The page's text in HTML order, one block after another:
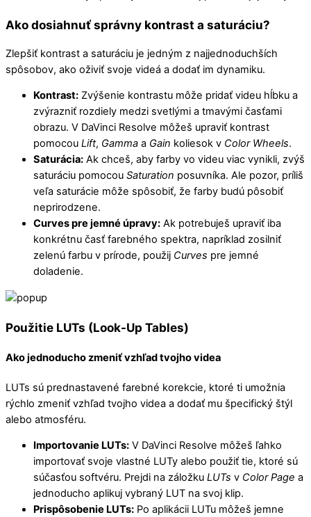
Ako dosiahnuť správny kontrast a saturáciu?
Zlepšiť kontrast a saturáciu je jedným z najjednoduchších
spôsobov, ako oživiť svoje videá a dodať im dynamiku.
Kontrast: Zvýšenie kontrastu môže pridať videu hĺbku a
zvýrazniť rozdiely medzi svetlými a tmavými časťami
obrazu. V DaVinci Resolve môžeš upraviť kontrast
pomocou Lift, Gamma a Gain koliesok v Color Wheels.
Saturácia: Ak chceš, aby farby vo videu viac vynikli, zvýš
saturáciu pomocou Saturation posuvníka. Ale pozor, príliš
veľa saturácie môže spôsobiť, že farby budú pôsobiť
neprirodzene.
Curves pre jemné úpravy: Ak potrebuješ upraviť iba
konkrétnu časť farebného spektra, napríklad zosilniť
zelenú farbu v prírode, použij Curves pre jemné
doladenie.
Použitie LUTs (Look-Up Tables)
Ako jednoducho zmeniť vzhľad tvojho videa
LUTs sú prednastavené farebné korekcie, ktoré ti umožnia
rýchlo zmeniť vzhľad tvojho videa a dodať mu špecifický štýl
alebo atmosféru.
Importovanie LUTs: V DaVinci Resolve môžeš ľahko
importovať svoje vlastné LUTy alebo použiť tie, ktoré sú
súčasťou softvéru. Prejdi na záložku LUTs v Color Page a
jednoducho aplikuj vybraný LUT na svoj klip.
Prispôsobenie LUTs: Po aplikácii LUTu môžeš jemne